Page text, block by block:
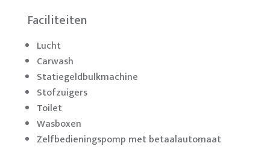
Faciliteiten
Lucht
Carwash
Statiegeldbulkmachine
Stofzuigers
Toilet
Wasboxen
Zelfbedieningspomp met betaalautomaat